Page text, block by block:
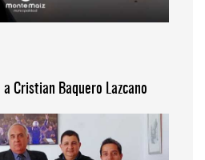
Cristian Baquero Lazcano